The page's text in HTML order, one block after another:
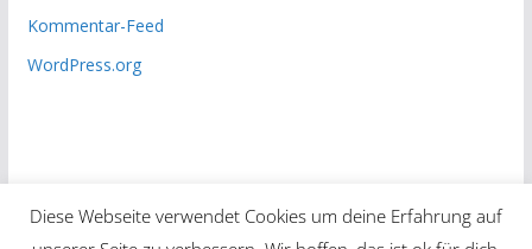
Kommentar-Feed
WordPress.org
Diese Webseite verwendet Cookies um deine Erfahrung auf